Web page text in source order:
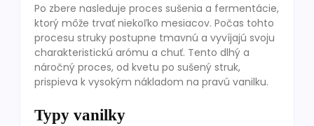
Po zbere nasleduje proces sušenia a fermentácie,
ktorý môže trvať niekoľko mesiacov. Počas tohto
procesu struky postupne tmavnú a vyvíjajú svoju
charakteristickú arómu a chuť. Tento dlhý a
náročný proces, od kvetu po sušený struk,
prispieva k vysokým nákladom na pravú vanilku.
Typy vanilky